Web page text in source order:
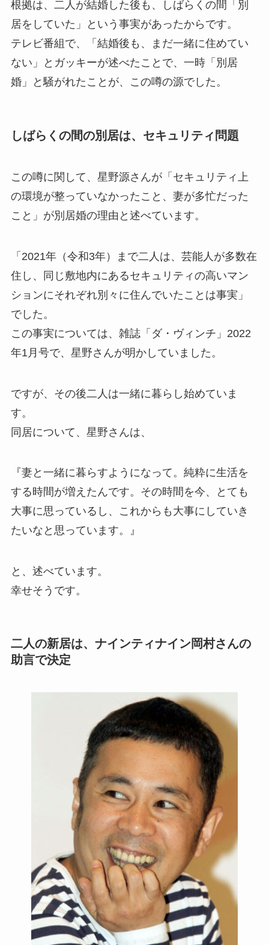
根拠は、二人が結婚した後も、しばらくの間「別
居をしていた」という事実があったからです。
テレビ番組で、「結婚後も、まだ一緒に住めてい
ない」とガッキーが述べたことで、一時「別居
婚」と騒がれたことが、この噂の源でした。
しばらくの間の別居は、セキュリティ問題
この噂に関して、星野源さんが「セキュリティ上
の環境が整っていなかったこと、妻が多忙だった
こと」が別居婚の理由と述べています。
「2021年（令和3年）まで二人は、芸能人が多数在
住し、同じ敷地内にあるセキュリティの高いマン
ションにそれぞれ別々に住んでいたことは事実」
でした。
この事実については、雑誌「ダ・ヴィンチ」2022
年1月号で、星野さんが明かしていました。
ですが、その後二人は一緒に暮らし始めていま
す。
同居について、星野さんは、
『妻と一緒に暮らすようになって。純粋に生活を
する時間が増えたんです。その時間を今、とても
大事に思っているし、これからも大事にしていき
たいなと思っています。』
と、述べています。
幸せそうです。
二人の新居は、ナインティナイン岡村さんの
助言で決定